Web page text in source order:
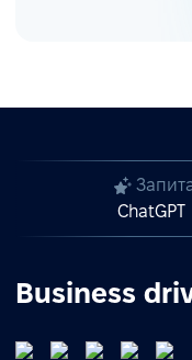
ChatGPT
Business